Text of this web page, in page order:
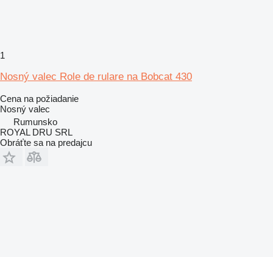
1
Nosný valec Role de rulare na Bobcat 430
Cena na požiadanie
Nosný valec
Rumunsko
ROYAL DRU SRL
Obráťte sa na predajcu